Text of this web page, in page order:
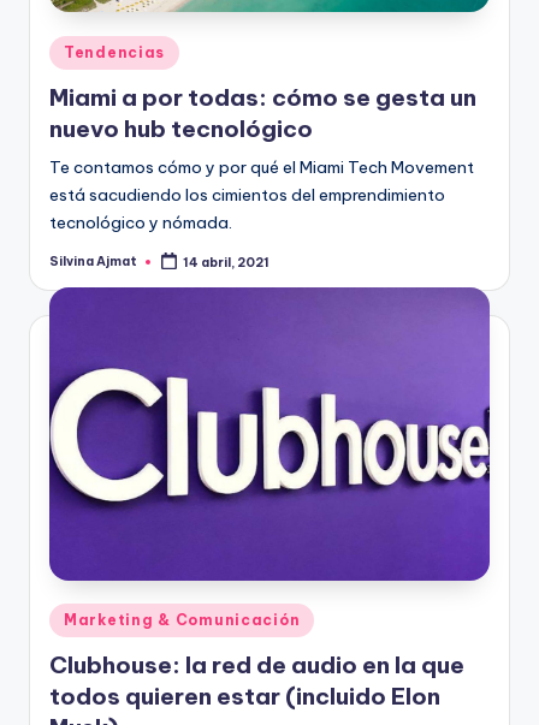
Publicado
en
Tendencias
Miami a por todas: cómo se gesta un
nuevo hub tecnológico
Te contamos cómo y por qué el Miami Tech Movement
está sacudiendo los cimientos del emprendimiento
tecnológico y nómada.
Publicado
Silvina Ajmat 14 abril, 2021
Publicado
en
Marketing & Comunicación
Clubhouse: la red de audio en la que
todos quieren estar (incluido Elon